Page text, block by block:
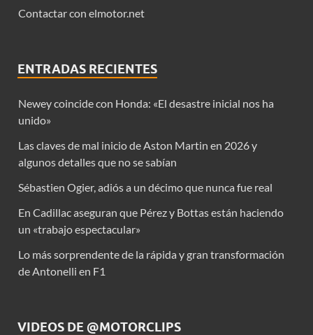
Contactar con elmotor.net
ENTRADAS RECIENTES
Newey coincide con Honda: «El desastre inicial nos ha
unido»
Las claves de mal inicio de Aston Martin en 2026 y
algunos detalles que no se sabían
Sébastien Ogier, adiós a un décimo que nunca fue real
En Cadillac aseguran que Pérez y Bottas están haciendo
un «trabajo espectacular»
Lo más sorprendente de la rápida y gran transformación
de Antonelli en F1
VIDEOS DE @MOTORCLIPS